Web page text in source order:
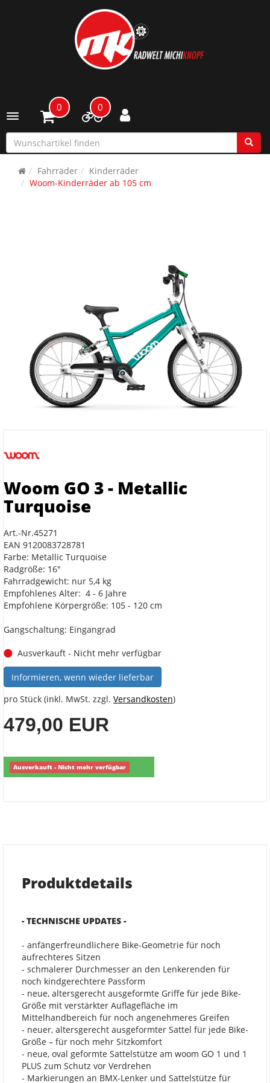
Toggle navigation
0 0
Fahrräder
Kinderräder
Woom-Kinderräder ab 105 cm
Woom GO 3 - Metallic
Turquoise
Art.-Nr.45271
EAN 9120083728781
Farbe: Metallic Turquoise
Radgröße: 16"
Fahrradgewicht: nur 5,4 kg
Empfohlenes Alter: 4 - 6 Jahre
Empfohlene Körpergröße: 105 - 120 cm
Gangschaltung: Eingangrad
Ausverkauft - Nicht mehr verfügbar
Informieren, wenn wieder lieferbar
pro Stück (inkl. MwSt. zzgl. Versandkosten)
479,00 EUR
Ausverkauft - Nicht mehr verfügbar
Produktdetails
- TECHNISCHE UPDATES -
- anfängerfreundlichere Bike-Geometrie für noch
aufrechteres Sitzen
- schmalerer Durchmesser an den Lenkerenden für
noch kindgerechtere Passform
- neue, altersgerecht ausgeformte Griffe für jede Bike-
Größe mit verstärkter Auflagefläche im
Mittelhandbereich für noch angenehmeres Greifen
- neuer, altersgerecht ausgeformter Sattel für jede Bike-
Größe – für noch mehr Sitzkomfort
- neue, oval geformte Sattelstütze am woom GO 1 und 1
PLUS zum Schutz vor Verdrehen
- Markierungen an BMX-Lenker und Sattelstütze für